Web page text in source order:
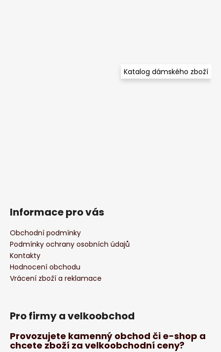
Katalog dámského zboží
Informace pro vás
Obchodní podmínky
Podmínky ochrany osobních údajů
Kontakty
Hodnocení obchodu
Vrácení zboží a reklamace
Pro firmy a velkoobchod
Provozujete kamenný obchod či e-shop a
chcete zboží za velkoobchodní ceny?